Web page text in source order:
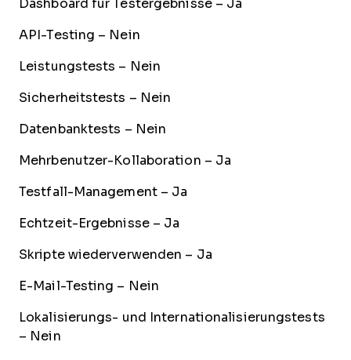
Dashboard für Testergebnisse – Ja
API-Testing – Nein
Leistungstests – Nein
Sicherheitstests – Nein
Datenbanktests – Nein
Mehrbenutzer-Kollaboration – Ja
Testfall-Management – Ja
Echtzeit-Ergebnisse – Ja
Skripte wiederverwenden – Ja
E-Mail-Testing – Nein
Lokalisierungs- und Internationalisierungstests
– Nein